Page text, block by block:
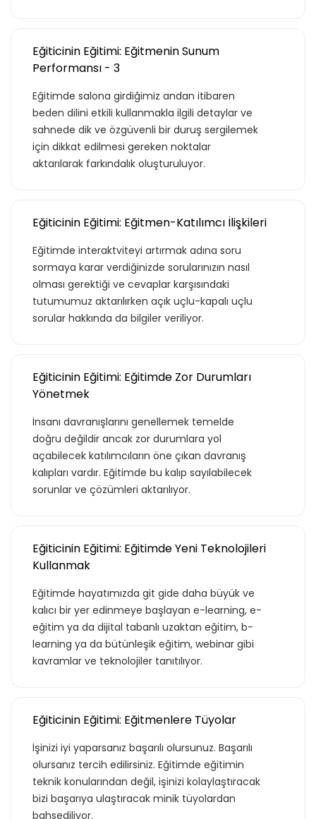
Eğiticinin Eğitimi: Eğitmenin Sunum
Performansı - 3
Eğitimde salona girdiğimiz andan itibaren
beden dilini etkili kullanmakla ilgili detaylar ve
sahnede dik ve özgüvenli bir duruş sergilemek
için dikkat edilmesi gereken noktalar
aktarılarak farkındalık oluşturuluyor.
Eğiticinin Eğitimi: Eğitmen-Katılımcı İlişkileri
Eğitimde interaktviteyi artırmak adına soru
sormaya karar verdiğinizde sorularınızın nasıl
olması gerektiği ve cevaplar karşısındaki
tutumumuz aktarılırken açık uçlu-kapalı uçlu
sorular hakkında da bilgiler veriliyor.
Eğiticinin Eğitimi: Eğitimde Zor Durumları
Yönetmek
İnsanı davranışlarını genellemek temelde
doğru değildir ancak zor durumlara yol
açabilecek katılımcıların öne çıkan davranış
kalıpları vardır. Eğitimde bu kalıp sayılabilecek
sorunlar ve çözümleri aktarılıyor.
Eğiticinin Eğitimi: Eğitimde Yeni Teknolojileri
Kullanmak
Eğitimde hayatımızda git gide daha büyük ve
kalıcı bir yer edinmeye başlayan e-learning, e-
eğitim ya da dijital tabanlı uzaktan eğitim, b-
learning ya da bütünleşik eğitim, webinar gibi
kavramlar ve teknolojiler tanıtılıyor.
Eğiticinin Eğitimi: Eğitmenlere Tüyolar
İşinizi iyi yaparsanız başarılı olursunuz. Başarılı
olursanız tercih edilirsiniz. Eğitimde eğitimin
teknik konularından değil, işinizi kolaylaştıracak
bizi başarıya ulaştıracak minik tüyolardan
bahsediliyor.
Kurumun temelde ihtiyaç duyacağı, hem
özel hem de iş hayatı için gerekli
kapsar.
Teklif Listeme Ekle
Basic Paketi Kapsar
Premium
Basic Katalog içerisindeki eğitimlere ek
eğitimleri ve yenilikçi öğrenme
yöntemleri ile hazırlanmış eğitimleri
Teklif Listeme Ekle